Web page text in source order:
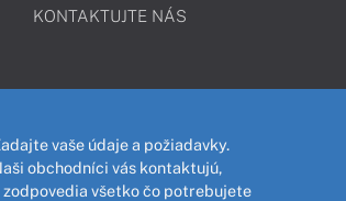
KONTAKTUJTE NÁS
vaše údaje a požiadavky.
obchodníci vás kontaktujú,
zodpovedia všetko čo potrebujete